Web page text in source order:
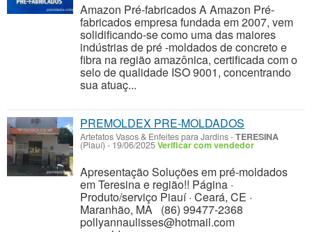
Amazon Pré-fabricados A Amazon Pré-
fabricados empresa fundada em 2007, vem
solidificando-se como uma das maiores
indústrias de pré -moldados de concreto e
fibra na região amazônica, certificada com o
selo de qualidade ISO 9001, concentrando
sua atuaç...
PREMOLDEX PRE-MOLDADOS
Artefatos Vasos & Enfeites para Jardins-TERESINA
(Piauí) - 19/06/2025Verificar com vendedor
Apresentação Soluções em pré-moldados
em Teresina e região!! Página ·
Produto/serviço Piauí · Ceará, CE ·
Maranhão, MA (86) 99477-2368
pollyannaulisses@hotmail.com